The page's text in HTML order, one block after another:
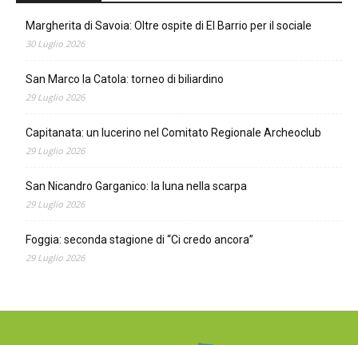
Margherita di Savoia: Oltre ospite di El Barrio per il sociale
30 Luglio 2026
San Marco la Catola: torneo di biliardino
29 Luglio 2026
Capitanata: un lucerino nel Comitato Regionale Archeoclub
29 Luglio 2026
San Nicandro Garganico: la luna nella scarpa
29 Luglio 2026
Foggia: seconda stagione di “Ci credo ancora”
29 Luglio 2026